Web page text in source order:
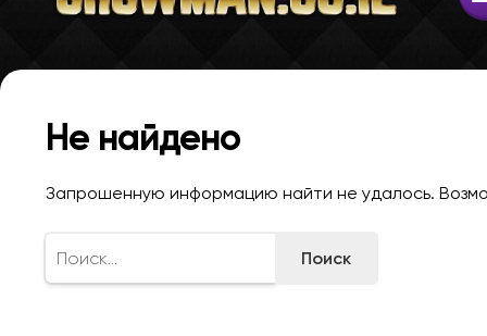
Не найдено
Запрошенную информацию найти не удалось.